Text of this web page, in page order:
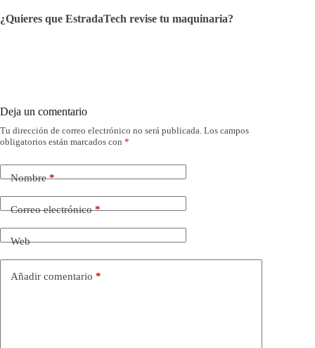
¿Quieres que EstradaTech revise tu maquinaria?
Deja un comentario
Tu dirección de correo electrónico no será publicada. Los campos
obligatorios están marcados con *
Nombre*
Correo electrónico*
Web
Añadir comentario *